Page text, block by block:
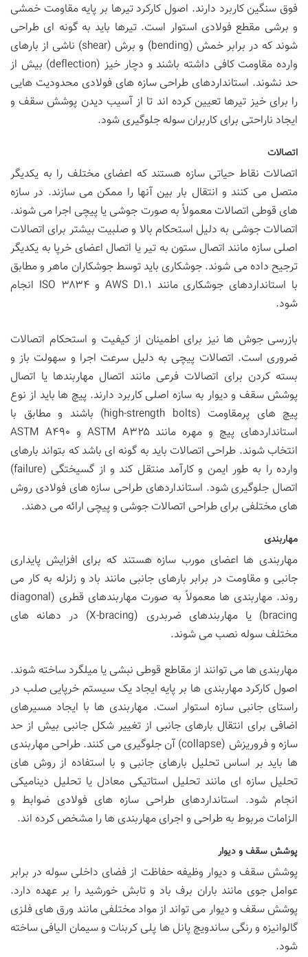
فوق سنگین کاربرد دارند. اصول کارکرد تیرها بر پایه مقاومت خمشی
و برشی مقطع فولادی استوار است. تیرها باید به گونه ای طراحی
شوند که در برابر خمش (bending) و برش (shear) ناشی از بارهای
وارده مقاومت کافی داشته باشند و دچار خیز (deflection) بیش از
حد نشوند. استانداردهای طراحی سازه های فولادی محدودیت هایی
را برای خیز تیرها تعیین کرده اند تا از آسیب دیدن پوشش سقف و
ایجاد ناراحتی برای کاربران سوله جلوگیری شود.
اتصالات
اتصالات نقاط حیاتی سازه هستند که اعضای مختلف را به یکدیگر
متصل می کنند و انتقال بار بین آنها را ممکن می سازند. در سازه
های قوطی اتصالات معمولاً به صورت جوشی یا پیچی اجرا می شوند.
اتصالات جوشی به دلیل استحکام بالا و صلبیت بیشتر برای اتصالات
اصلی سازه مانند اتصال ستون به تیر یا اتصال اعضای خرپا به یکدیگر
ترجیح داده می شوند. جوشکاری باید توسط جوشکاران ماهر و مطابق
با استانداردهای جوشکاری مانند AWS D۱.۱ و ISO ۳۸۳۴ انجام
شود.
بازرسی جوش ها نیز برای اطمینان از کیفیت و استحکام اتصالات
ضروری است. اتصالات پیچی به دلیل سرعت اجرا و سهولت باز و
بسته کردن برای اتصالات فرعی مانند اتصال مهاربندها یا اتصال
پوشش سقف و دیوار به سازه اصلی کاربرد دارند. پیچ ها باید از نوع
پیچ های پرمقاومت (high-strength bolts) باشند و مطابق با
استانداردهای پیچ و مهره مانند ASTM A۳۲۵ و ASTM A۴۹۰
انتخاب شوند. طراحی اتصالات باید به گونه ای باشد که بتواند بارهای
وارده را به طور ایمن و کارآمد منتقل کند و از گسیختگی (failure)
اتصال جلوگیری شود. استانداردهای طراحی سازه های فولادی روش
های مختلفی برای طراحی اتصالات جوشی و پیچی ارائه می دهند.
مهاربندی
مهاربندی ها اعضای مورب سازه هستند که برای افزایش پایداری
جانبی و مقاومت در برابر بارهای جانبی مانند باد و زلزله به کار می
روند. مهاربندی ها معمولاً به صورت مهاربندهای قطری (diagonal
bracing) یا مهاربندهای ضربدری (X-bracing) در دهانه های
مختلف سوله نصب می شوند.
مهاربندی ها می توانند از مقاطع قوطی نبشی یا میلگرد ساخته شوند.
اصول کارکرد مهاربندی ها بر پایه ایجاد یک سیستم خرپایی صلب در
راستای جانبی سازه استوار است. مهاربندی ها با ایجاد مسیرهای
اضافی برای انتقال بارهای جانبی از تغییر شکل جانبی بیش از حد
سازه و فروریزش (collapse) آن جلوگیری می کنند. طراحی مهاربندی
ها باید بر اساس تحلیل بارهای جانبی و با استفاده از روش های
تحلیل سازه ای مانند تحلیل استاتیکی معادل یا تحلیل دینامیکی
انجام شود. استانداردهای طراحی سازه های فولادی ضوابط و
الزامات مربوط به طراحی و اجرای مهاربندی ها را مشخص کرده اند.
پوشش سقف و دیوار
پوشش سقف و دیوار وظیفه حفاظت از فضای داخلی سوله در برابر
عوامل جوی مانند باران برف باد و تابش خورشید را بر عهده دارد.
پوشش سقف و دیوار می تواند از مواد مختلفی مانند ورق های فلزی
گالوانیزه و رنگی ساندویچ پانل ها پلی کربنات و سیمان الیافی ساخته
شود.